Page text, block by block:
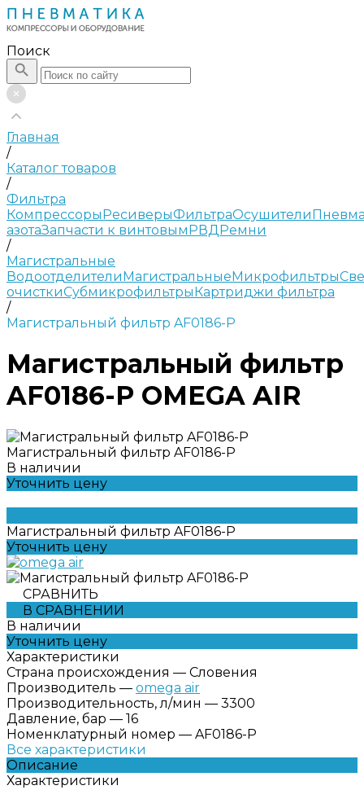
Поиск
Главная
/
Каталог товаров
/
Фильтра
КомпрессорыРесиверыФильтраОсушители
азотаЗапчасти к винтовымРВДРемни
/
Магистральные
ВодоотделителиМагистральныеМикрофильтры
очисткиСубмикрофильтрыКартриджи фильтра
/
Магистральный фильтр AF0186-P
Магистральный фильтр
AF0186-P OMEGA AIR
Магистральный фильтр AF0186-P
В наличии
Уточнить цену
Магистральный фильтр AF0186-P
Уточнить цену
СРАВНИТЬ
В СРАВНЕНИИ
В наличии
Уточнить цену
Характеристики
Страна происхождения — Словения
Производитель — omega air
Производительность, л/мин — 3300
Давление, бар — 16
Номенклатурный номер — AF0186-P
Все характеристики
Описание
Характеристики